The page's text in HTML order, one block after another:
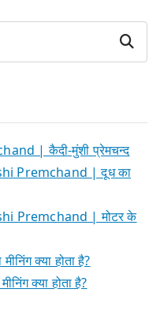
Search
| कैदी-मुंशी प्रेमचन्द
Premchand | दूध का
Premchand | मोटर के
क्या होता है?
क्या होता है?